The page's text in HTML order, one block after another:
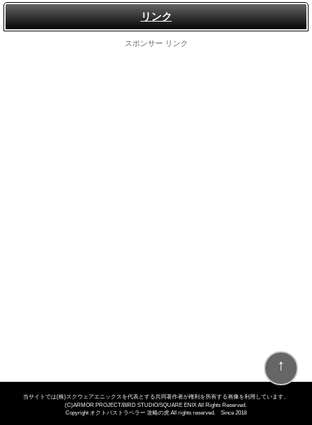
リンク
スポンサー リンク
↑
当サイトでは(株)スクウェアエニックスを代表とする共同著作者が権利を所有する画像を利用しています。
(C)ARMOR PROJECT/BIRD STUDIO/SQUARE ENIX All Rights Reserved.
Copyright オクトパストラベラー 攻略の虎 All rights reserved. Since 2018